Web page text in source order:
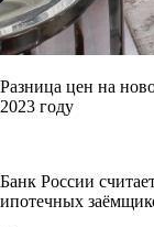
Разница цен на
2023 году
Банк России
ипотечных